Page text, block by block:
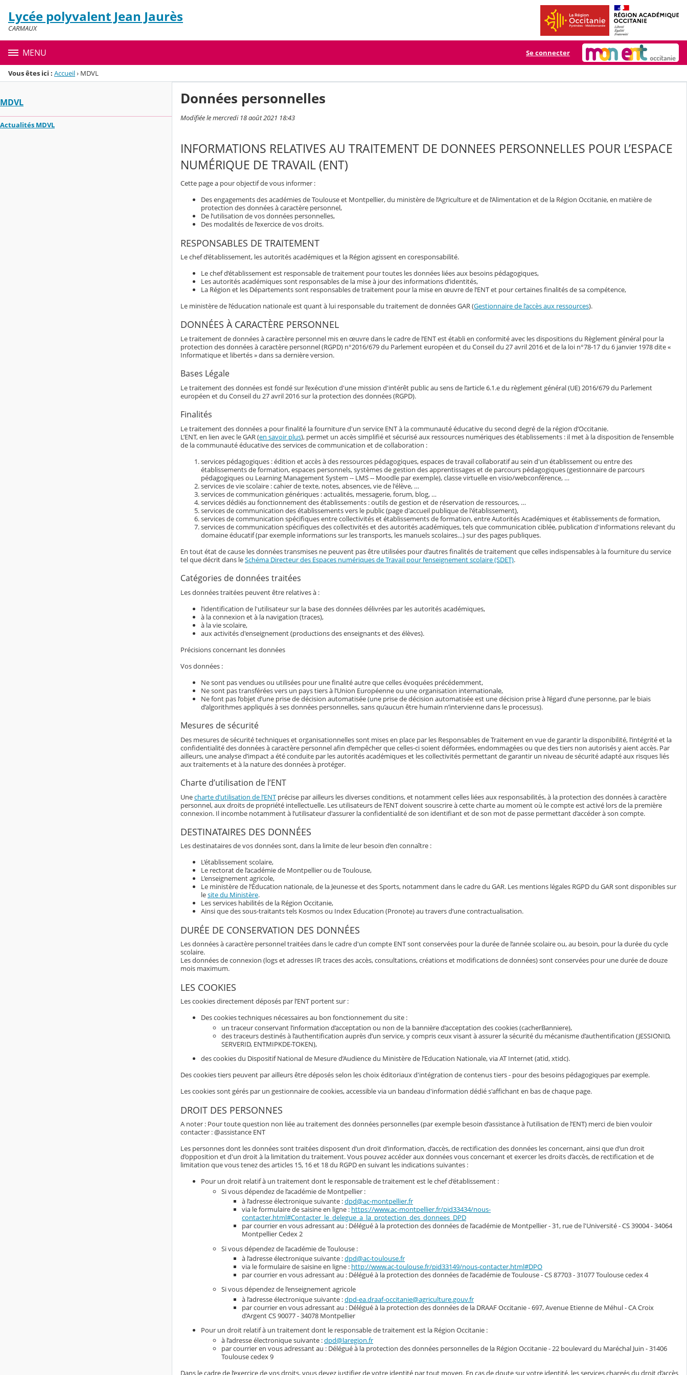
Menu de la rubrique
Contenu
Lycée polyvalent Jean Jaurès
CARMAUX
MENU Se connecter
Vous êtes ici : Accueil› MDVL
MDVL
Actualités MDVL
Données personnelles
Modifiée le mercredi 18 août 2021 18:43
INFORMATIONS RELATIVES AU TRAITEMENT DE DONNEES PERSONNELLES POUR L’ESPACE
NUMÉRIQUE DE TRAVAIL (ENT)
Cette page a pour objectif de vous informer :
Des engagements des académies de Toulouse et Montpellier, du ministère de l’Agriculture et de l’Alimentation et de la Région Occitanie, en matière de
protection des données à caractère personnel,
De l’utilisation de vos données personnelles,
Des modalités de l’exercice de vos droits.
RESPONSABLES DE TRAITEMENT
Le chef d’établissement, les autorités académiques et la Région agissent en coresponsabilité.
Le chef d’établissement est responsable de traitement pour toutes les données liées aux besoins pédagogiques,
Les autorités académiques sont responsables de la mise à jour des informations d’identités,
La Région et les Départements sont responsables de traitement pour la mise en œuvre de l’ENT et pour certaines finalités de sa compétence,
Le ministère de l’éducation nationale est quant à lui responsable du traitement de données GAR (Gestionnaire de l’accès aux ressources).
DONNÉES À CARACTÈRE PERSONNEL
Le traitement de données à caractère personnel mis en œuvre dans le cadre de l’ENT est établi en conformité avec les dispositions du Règlement général pour la
protection des données à caractère personnel (RGPD) n°2016/679 du Parlement européen et du Conseil du 27 avril 2016 et de la loi n°78-17 du 6 janvier 1978 dite «
Informatique et libertés » dans sa dernière version.
Bases Légale
Le traitement des données est fondé sur l’exécution d'une mission d'intérêt public au sens de l’article 6.1.e du règlement général (UE) 2016/679 du Parlement
européen et du Conseil du 27 avril 2016 sur la protection des données (RGPD).
Finalités
Le traitement des données a pour finalité la fourniture d'un service ENT à la communauté éducative du second degré de la région d’Occitanie.
L’ENT, en lien avec le GAR (en savoir plus), permet un accès simplifié et sécurisé aux ressources numériques des établissements : il met à la disposition de l'ensemble
de la communauté éducative des services de communication et de collaboration :
services pédagogiques : édition et accès à des ressources pédagogiques, espaces de travail collaboratif au sein d'un établissement ou entre des
établissements de formation, espaces personnels, systèmes de gestion des apprentissages et de parcours pédagogiques (gestionnaire de parcours
pédagogiques ou Learning Management System -- LMS -- Moodle par exemple), classe virtuelle en visio/webconférence, …
services de vie scolaire : cahier de texte, notes, absences, vie de l'élève, …
services de communication génériques : actualités, messagerie, forum, blog, …
services dédiés au fonctionnement des établissements : outils de gestion et de réservation de ressources, …
services de communication des établissements vers le public (page d'accueil publique de l'établissement),
services de communication spécifiques entre collectivités et établissements de formation, entre Autorités Académiques et établissements de formation,
services de communication spécifiques des collectivités et des autorités académiques, tels que communication ciblée, publication d'informations relevant du
domaine éducatif (par exemple informations sur les transports, les manuels scolaires…) sur des pages publiques.
En tout état de cause les données transmises ne peuvent pas être utilisées pour d’autres finalités de traitement que celles indispensables à la fourniture du service
tel que décrit dans leSchéma Directeur des Espaces numériques de Travail pour l’enseignement scolaire (SDET).
Catégories de données traitées
Les données traitées peuvent être relatives à :
l’identification de l'utilisateur sur la base des données délivrées par les autorités académiques,
à la connexion et à la navigation (traces),
à la vie scolaire,
aux activités d'enseignement (productions des enseignants et des élèves).
Précisions concernant les données
Vos données :
Ne sont pas vendues ou utilisées pour une finalité autre que celles évoquées précédemment,
Ne sont pas transférées vers un pays tiers à l’Union Européenne ou une organisation internationale,
Ne font pas l’objet d’une prise de décision automatisée (une prise de décision automatisée est une décision prise à l’égard d’une personne, par le biais
d’algorithmes appliqués à ses données personnelles, sans qu’aucun être humain n’intervienne dans le processus).
Mesures de sécurité
Des mesures de sécurité techniques et organisationnelles sont mises en place par les Responsables de Traitement en vue de garantir la disponibilité, l’intégrité et la
confidentialité des données à caractère personnel afin d’empêcher que celles-ci soient déformées, endommagées ou que des tiers non autorisés y aient accès. Par
ailleurs, une analyse d’impact a été conduite par les autorités académiques et les collectivités permettant de garantir un niveau de sécurité adapté aux risques liés
aux traitements et à la nature des données à protéger.
Charte d’utilisation de l’ENT
Unecharte d’utilisation de l’ENT précise par ailleurs les diverses conditions, et notamment celles liées aux responsabilités, à la protection des données à caractère
personnel, aux droits de propriété intellectuelle. Les utilisateurs de l’ENT doivent souscrire à cette charte au moment où le compte est activé lors de la première
connexion. Il incombe notamment à l’utilisateur d'assurer la confidentialité de son identifiant et de son mot de passe permettant d’accéder à son compte.
DESTINATAIRES DES DONNÉES
Les destinataires de vos données sont, dans la limite de leur besoin d’en connaître :
L’établissement scolaire,
Le rectorat de l’académie de Montpellier ou de Toulouse,
L’enseignement agricole,
Le ministère de l’Éducation nationale, de la Jeunesse et des Sports, notamment dans le cadre du GAR. Les mentions légales RGPD du GAR sont disponibles sur
lesite du Ministère.
Les services habilités de la Région Occitanie,
Ainsi que des sous-traitants tels Kosmos ou Index Education (Pronote) au travers d’une contractualisation.
DURÉE DE CONSERVATION DES DONNÉES
Les données à caractère personnel traitées dans le cadre d'un compte ENT sont conservées pour la durée de l’année scolaire ou, au besoin, pour la durée du cycle
scolaire.
Les données de connexion (logs et adresses IP, traces des accès, consultations, créations et modifications de données) sont conservées pour une durée de douze
mois maximum.
LES COOKIES
Les cookies directement déposés par l’ENT portent sur :
Des cookies techniques nécessaires au bon fonctionnement du site :
un traceur conservant l’information d’acceptation ou non de la bannière d’acceptation des cookies (cacherBanniere),
des traceurs destinés à l’authentification auprès d’un service, y compris ceux visant à assurer la sécurité du mécanisme d’authentification (JESSIONID,
SERVERID, ENTMIPKDE-TOKEN),
des cookies du Dispositif National de Mesure d’Audience du Ministère de l’Education Nationale, via AT Internet (atid, xtidc).
Des cookies tiers peuvent par ailleurs être déposés selon les choix éditoriaux d'intégration de contenus tiers - pour des besoins pédagogiques par exemple.
Les cookies sont gérés par un gestionnaire de cookies, accessible via un bandeau d'information dédié s'affichant en bas de chaque page.
DROIT DES PERSONNES
A noter : Pour toute question non liée au traitement des données personnelles (par exemple besoin d’assistance à l’utilisation de l’ENT) merci de bien vouloir
contacter : @assistance ENT
Les personnes dont les données sont traitées disposent d’un droit d’information, d’accès, de rectification des données les concernant, ainsi que d’un droit
d’opposition et d'un droit à la limitation du traitement. Vous pouvez accéder aux données vous concernant et exercer les droits d’accès, de rectification et de
limitation que vous tenez des articles 15, 16 et 18 du RGPD en suivant les indications suivantes :
Pour un droit relatif à un traitement dont le responsable de traitement est le chef d’établissement :
Si vous dépendez de l’académie de Montpellier :
à l’adresse électronique suivante :dpd@ac-montpellier.fr
via le formulaire de saisine en ligne : https://www.ac-montpellier.fr/pid33434/nous-
contacter.html#Contacter_le_delegue_a_la_protection_des_donnees_DPD
par courrier en vous adressant au : Délégué à la protection des données de l’académie de Montpellier - 31, rue de l'Université - CS 39004 - 34064
Montpellier Cedex 2
Si vous dépendez de l’académie de Toulouse :
à l’adresse électronique suivante :dpd@ac-toulouse.fr
via le formulaire de saisine en ligne : http://www.ac-toulouse.fr/pid33149/nous-contacter.html#DPO
par courrier en vous adressant au : Délégué à la protection des données de l’académie de Toulouse - CS 87703 - 31077 Toulouse cedex 4
Si vous dépendez de l’enseignement agricole
à l’adresse électronique suivante :dpd-ea.draaf-occitanie@agriculture.gouv.fr
par courrier en vous adressant au : Délégué à la protection des données de la DRAAF Occitanie - 697, Avenue Etienne de Méhul - CA Croix
d’Argent CS 90077 - 34078 Montpellier
Pour un droit relatif à un traitement dont le responsable de traitement est la Région Occitanie :
à l’adresse électronique suivante :dpd@laregion.fr
par courrier en vous adressant au : Délégué à la protection des données personnelles de la Région Occitanie - 22 boulevard du Maréchal Juin - 31406
Toulouse cedex 9
Dans le cadre de l’exercice de vos droits, vous devez justifier de votre identité par tout moyen. En cas de doute sur votre identité, les services chargés du droit d’accès